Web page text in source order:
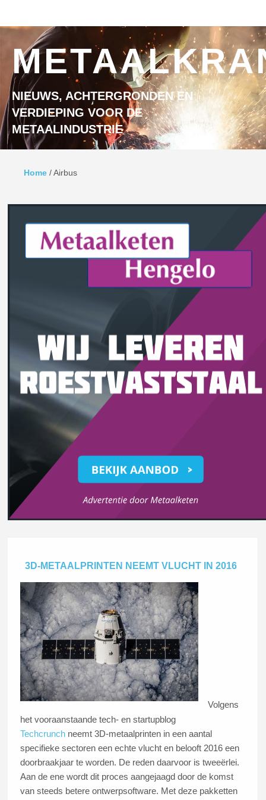
NIEUWS, ACHTERGRONDEN EN
VERDIEPING VOOR DE
METAALINDUSTRIE
Home /Airbus
3D-METAALPRINTEN NEEMT VLUCHT IN 2016
Volgens
het vooraanstaande tech- en startupblog
Techcrunch neemt 3D-metaalprinten in een aantal
specifieke sectoren een echte vlucht en belooft 2016 een
doorbraakjaar te worden. De reden daarvoor is tweeërlei.
Aan de ene wordt dit proces aangejaagd door de komst
van steeds betere ontwerpsoftware. Met deze pakketten